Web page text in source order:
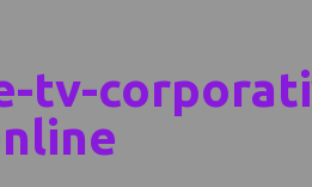
tv-